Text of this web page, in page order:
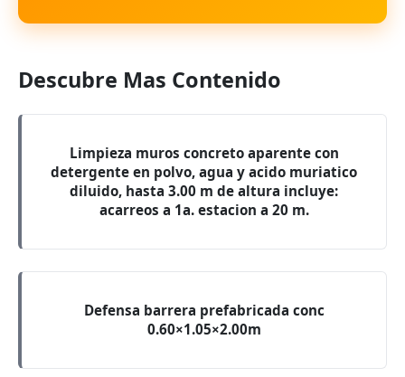
Descubre Mas Contenido
Limpieza muros concreto aparente con
detergente en polvo, agua y acido muriatico
diluido, hasta 3.00 m de altura incluye:
acarreos a 1a. estacion a 20 m.
Defensa barrera prefabricada conc
0.60×1.05×2.00m